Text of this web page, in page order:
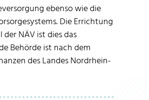
ebenso wie die
Die Errichtung
NÄV ist dies das
Behörde ist nach dem
des Landes Nordrhein-